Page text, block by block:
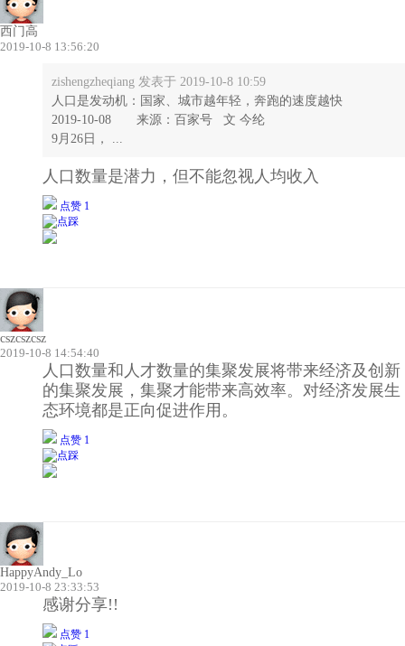
西门高
2019-10-8 13:56:20
zishengzheqiang 发表于 2019-10-8 10:59
人口是发动机：国家、城市越年轻，奔跑的速度越快
2019-10-08 来源：百家号 文 今纶
9月26日， ...
人口数量是潜力，但不能忽视人均收入
点赞 1
cszcszcsz
2019-10-8 14:54:40
人口数量和人才数量的集聚发展将带来经济及创新
的集聚发展，集聚才能带来高效率。对经济发展生
态环境都是正向促进作用。
点赞 1
HappyAndy_Lo
2019-10-8 23:33:53
感谢分享!!
点赞 1